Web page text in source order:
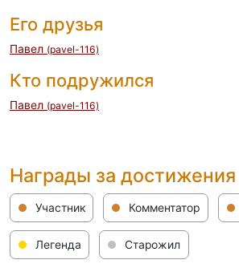
Его друзья
Павел (pavel-116)
Кто подружился
Павел (pavel-116)
Награды за достижения
Участник Комментатор
Легенда Старожил